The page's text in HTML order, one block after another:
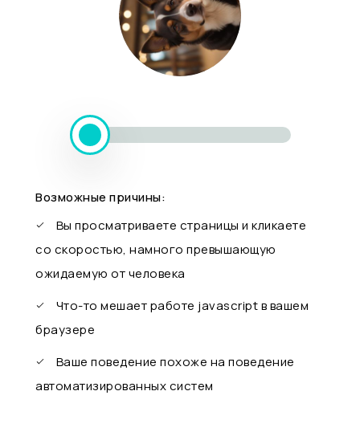
Возможные причины:
Вы просматриваете страницы и кликаете
со скоростью, намного превышающую
ожидаемую от человека
Что-то мешает работе javascript в вашем
браузере
Ваше поведение похоже на поведение
автоматизированных систем